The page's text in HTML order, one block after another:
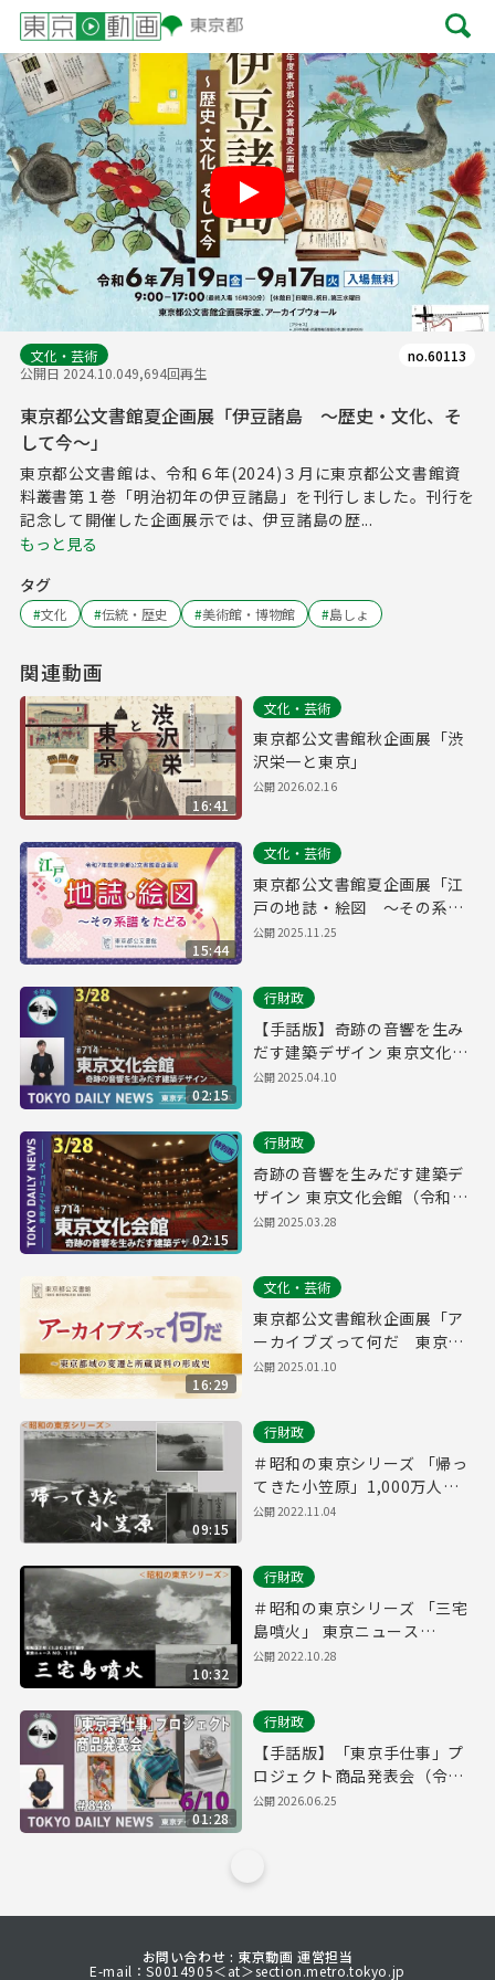
Play
文化・芸術
公開日 2024.10.049,694回再生
no.60113
東京都公文書館夏企画展「伊豆諸島 ～歴史・文化、そ
して今～」
東京都公文書館は、令和６年(2024)３月に東京都公文書館資
料叢書第１巻「明治初年の伊豆諸島」を刊行しました。刊行を
記念して開催した企画展示では、伊豆諸島の歴...
もっと見る
タグ
#文化 #伝統・歴史 #美術館・博物館 #島しょ
関連動画
16:41
文化・芸術
東京都公文書館秋企画展「渋
沢栄一と東京」
公開2026.02.16
15:44
文化・芸術
東京都公文書館夏企画展「江
戸の地誌・絵図 ～その系譜
をたどる」
公開2025.11.25
02:15
行財政
【手話版】奇跡の音響を生み
だす建築デザイン 東京文化会
館（令和7年3月28日 東京デイ
公開2025.04.10
02:15
行財政
奇跡の音響を生みだす建築デ
ザイン 東京文化会館（令和7
年3月28日 東京デイリーニュ
公開2025.03.28
16:29
文化・芸術
東京都公文書館秋企画展「ア
ーカイブズって何だ 東京都
域の変遷と所蔵資料の形成
公開2025.01.10
09:15
行財政
＃昭和の東京シリーズ 「帰っ
てきた小笠原」1,000万人の
話題No.209（昭和４３年）
公開2022.11.04
10:32
行財政
＃昭和の東京シリーズ 「三宅
島噴火」 東京ニュース
No.138（昭和３７年）
公開2022.10.28
01:28
行財政
【手話版】「東京手仕事」プ
ロジェクト商品発表会（令和8
年6月10日 東京デイリーニュ
公開2026.06.25
お問い合わせ : 東京動画 運営担当
E-mail：S0014905＜at＞section.metro.tokyo.jp